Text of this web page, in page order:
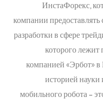
ИнстаФорекс,
компании
разработки в сфере
которого лежит
компанией «Эрбот» в
историей науки
мобильного робота –